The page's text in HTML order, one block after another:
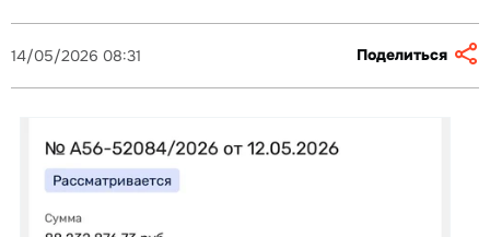
14/05/2026 08:31 Поделиться